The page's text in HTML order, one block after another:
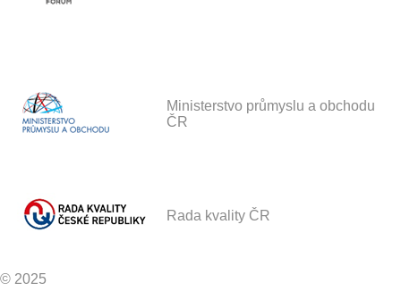
Ministerstvo průmyslu a obchodu
ČR
Rada kvality ČR
© 2025